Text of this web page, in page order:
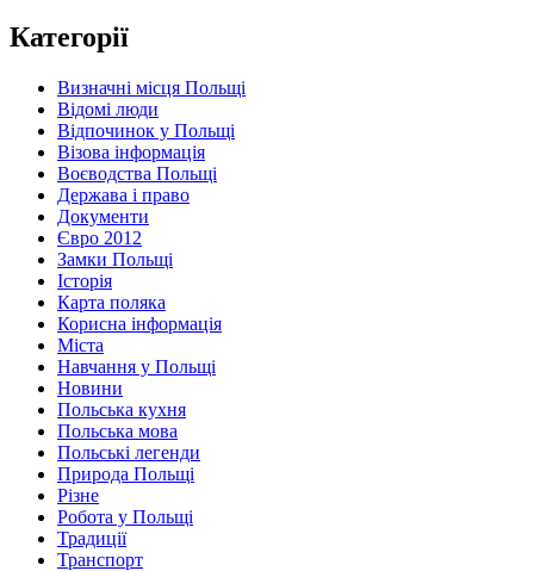
Категорії
Визначні місця Польщі
Відомі люди
Відпочинок у Польщі
Візова інформація
Воєводства Польщі
Держава і право
Документи
Євро 2012
Замки Польщі
Історія
Карта поляка
Корисна інформація
Міста
Навчання у Польщі
Новини
Польська кухня
Польська мова
Польські легенди
Природа Польщі
Різне
Робота у Польщі
Традиції
Транспорт